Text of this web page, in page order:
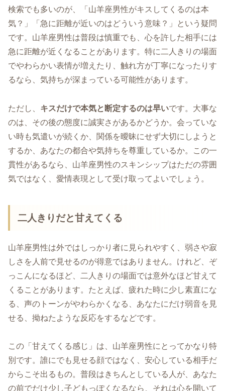
検索でも多いのが、「山羊座男性がキスしてくるのは本
気？」「急に距離が近いのはどういう意味？」という疑問
です。山羊座男性は普段は慎重でも、心を許した相手には
急に距離が近くなることがあります。特に二人きりの場面
でやわらかい表情が増えたり、触れ方が丁寧になったりす
るなら、気持ちが深まっている可能性があります。
ただし、 キスだけで本気と断定するのは早いです。大事な
のは、その後の態度に誠実さがあるかどうか。会っていな
い時も気遣いが続くか、関係を曖昧にせず大切にしようと
するか、あなたの都合や気持ちを尊重しているか。この一
貫性があるなら、山羊座男性のスキンシップはただの雰囲
気ではなく、愛情表現として受け取ってよいでしょう。
二人きりだと甘えてくる
山羊座男性は外ではしっかり者に見られやすく、弱さや寂
しさを人前で見せるのが得意ではありません。けれど、ぞ
っこんになるほど、二人きりの場面では意外なほど甘えて
くることがあります。たとえば、疲れた時に少し素直にな
る、声のトーンがやわらかくなる、あなたにだけ弱音を見
せる、拗ねたような反応をするなどです。
この「甘えてくる感じ」は、山羊座男性にとってかなり特
別です。誰にでも見せる顔ではなく、安心している相手だ
からこそ出るもの。普段はきちんとしている人が、あなた
の前でだけ少し子どもっぽくなるなら、それは心を開いて